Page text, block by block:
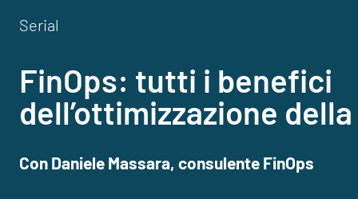
Serial
FinOps: tutti i benefici
dell’ottimizzazione
Con Daniele Massara, consulente FinOps